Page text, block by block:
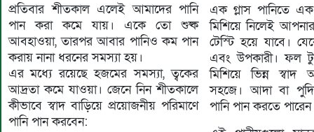
প্রতিবার শীতকাল এলেই আমাদের পানি
পান করা কমে যায়। একে তো শুষ্ক
আবহাওয়া, তারপর আবার পানিও কম পান
করায় নানা ধরনের সমস্যা হয়।
এর মধ্যে রয়েছে হজমের সমস্যা, ত্বকের
আদ্রতা কমে যাওয়া। জেনে নিন শীতকালে
কীভাবে স্বাদ বাড়িয়ে প্রয়োজনীয় পরিমাণে
পানি পান করবেন:
এক গ্লাস পানিতে
মিশিয়ে নিলেই
টেস্টি হয়ে যাবে। যেকোনো ফলই মজার
এবং উপকারী। ফল
মিশিয়ে ভিন্ন
সহজে। আদা বা
পানি পান করতে